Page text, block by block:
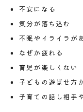
不安になる
気分が落ち込む
不眠やイライラが
なぜか疲れる
育児が楽しくない
子どもの遊ばせ方
子育ての話し相手